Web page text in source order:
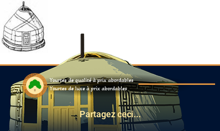
Yourtes de qualité à prix abordables
Yourtes de luxe à prix abordables
Partagez ceci...